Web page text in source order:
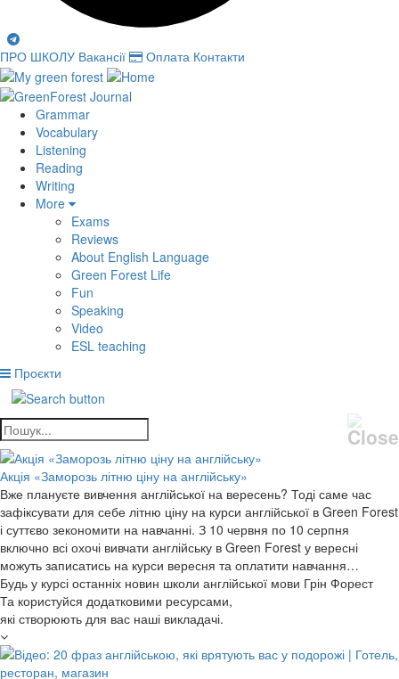
ПРО ШКОЛУ Вакансії Оплата Контакти
Grammar
Vocabulary
Listening
Reading
Writing
More
Exams
Reviews
About English Language
Green Forest Life
Fun
Speaking
Video
ESL teaching
Проєкти
Акція «Заморозь літню ціну на англійську»
Вже плануєте вивчення англійської на вересень? Тоді саме час
зафіксувати для себе літню ціну на курси англійської в Green Forest
і суттєво зекономити на навчанні. З 10 червня по 10 серпня
включно всі охочі вивчати англійську в Green Forest у вересні
можуть записатись на курси вересня та оплатити навчання…
Будь у курсі останніх новин школи англійської мови Грін Форест
Та користуйся додатковими ресурсами,
які створюють для вас наші викладачі.